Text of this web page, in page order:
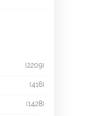
(2209)
(416)
(1428)